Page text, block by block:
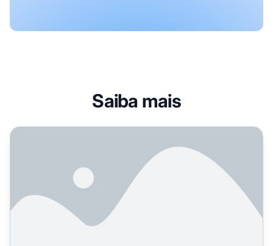
Saiba mais
Por que o Teste Contínuo é Essencial no Marketing de